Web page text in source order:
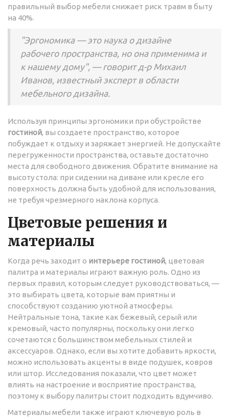
правильный выбор мебели снижает риск травм в быту
на 40%.
"Эргономика — это наука о дизайне
рабочего пространства, но она применима и
к нашему дому", — говорит д-р Михаил
Иванов, известный эксперт в области
мебельного дизайна.
Используя принципы эргономики при обустройстве
гостиной, вы создаете пространство, которое
побуждает к отдыху и заряжает энергией. Не допускайте
перегруженности пространства, оставьте достаточно
места для свободного движения. Обратите внимание на
высоту стола: при сидении на диване или кресле его
поверхность должна быть удобной для использования,
не требуя чрезмерного наклона корпуса.
Цветовые решения и
материалы
Когда речь заходит о интерьере гостиной, цветовая
палитра и материалы играют важную роль. Одно из
первых правил, которым следует руководствоваться, —
это выбирать цвета, которые вам приятны и
способствуют созданию уютной атмосферы.
Нейтральные тона, такие как бежевый, серый или
кремовый, часто популярны, поскольку они легко
сочетаются с большинством мебельных стилей и
аксессуаров. Однако, если вы хотите добавить яркости,
можно использовать акценты в виде подушек, ковров
или штор. Исследования показали, что цвет может
влиять на настроение и восприятие пространства,
поэтому к выбору палитры стоит подходить вдумчиво.
Материалы мебели также играют ключевую роль в